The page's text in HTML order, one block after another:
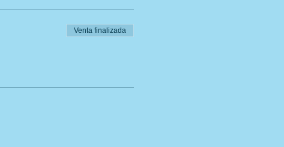
Venta finalizada